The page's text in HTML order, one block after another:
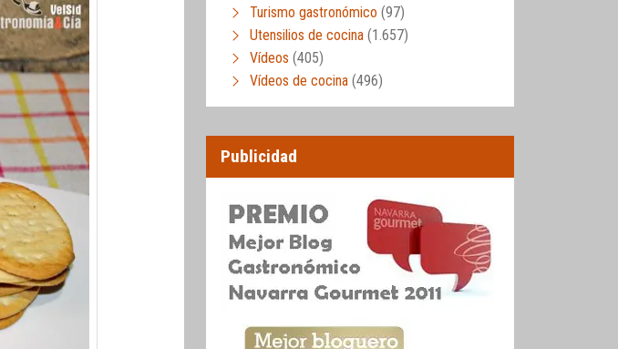
Turismo gastronómico (97)
Utensilios de cocina (1.657)
Vídeos (405)
Vídeos de cocina (496)
Publicidad